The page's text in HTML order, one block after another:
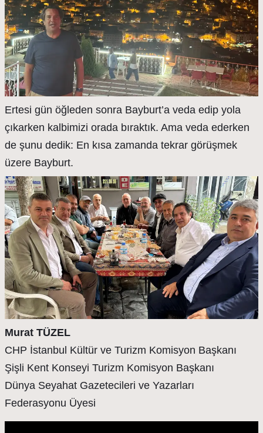
Ertesi gün öğleden sonra Bayburt’a veda edip yola
çıkarken kalbimizi orada bıraktık. Ama veda ederken
de şunu dedik: En kısa zamanda tekrar görüşmek
üzere Bayburt.
Murat TÜZEL
CHP İstanbul Kültür ve Turizm Komisyon Başkanı
Şişli Kent Konseyi Turizm Komisyon Başkanı
Dünya Seyahat Gazetecileri ve Yazarları
Federasyonu Üyesi